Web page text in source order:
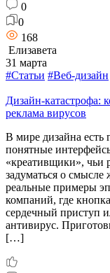
0
0
168
Елизавета
31 марта
#Статьи #Веб-дизайн
Дизайн-катастрофа:
реклама вирусов
В мире дизайна есть
понятные
«креативщики», чьи
задуматься о
реальные примеры
компаний, где
сердечный приступ
антивирус.
[…]